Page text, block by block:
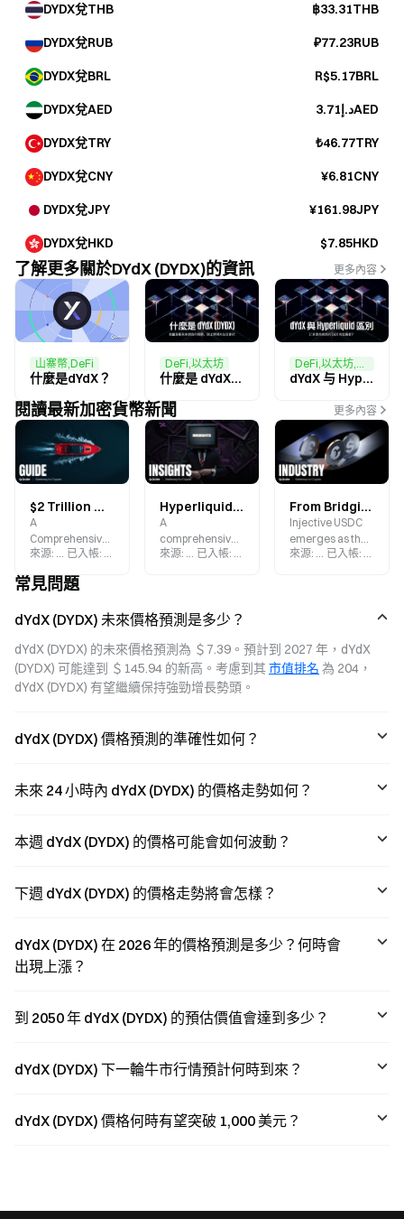
DYDX兌THB ฿33.31THB
DYDX兌RUB ₽77.23RUB
DYDX兌BRL R$5.17BRL
DYDX兌AED د.إ3.71AED
DYDX兌TRY ₺46.77TRY
DYDX兌CNY ¥6.81CNY
DYDX兌JPY ¥161.98JPY
DYDX兌HKD $7.85HKD
了解更多關於dYdX (DYDX)的資訊 更多內容
山寨幣,DeFi
什麼是dYdX？
DeFi,以太坊
什麼是 dYdX（DYDX）？全面理解其永續合約機制、鏈上架構與生態系統
DeFi,以太坊,交易
dYdX 与 Hyperliquid 有何区别？订单簿永续合约 DEX 对比解析
閱讀最新加密貨幣新聞 更多內容
$2 Trillion On-Chain Perpetuals Market Showdown: Who Will Lead the Next Generation of DeFi Derivatives—Lighter, Hyperliquid, or dYdX?
A
Comprehensive
Comparison of
Decentralized
Platforms:
Hyperliquid, and
dYdX
來源: Gate.blog
已入帳: 2026-07-13
Hyperliquid vs dYdX vs GMX: On-Chain Perpetuals Comparison 2026
A
comprehensive
comparison of
chain perpetual
protocols—
examining their
positions in
fundamentals,
and ecosystem
來源: Gate.blog
已入帳: 2026-05-20
From Bridging to Native: How USDC Cross-Chain Transfers Are Setting a New Standard for Stablecoins on Cosmos
Injective USDC
emerges as the
primary
a four-year
commitment to
來源: Gate.blog
已入帳:
常見問題
dYdX (DYDX) 未來價格預測是多少？
dYdX (DYDX) 的未來價格預測為 ＄7.39。預計到 2027 年，dYdX
(DYDX) 可能達到 ＄145.94 的新高。考慮到其 市值排名 為 204，
dYdX (DYDX) 有望繼續保持強勁增長勢頭。
dYdX (DYDX) 價格預測的準確性如何？
未來 24 小時內 dYdX (DYDX) 的價格走勢如何？
本週 dYdX (DYDX) 的價格可能會如何波動？
下週 dYdX (DYDX) 的價格走勢將會怎樣？
dYdX (DYDX) 在 2026 年的價格預測是多少？何時會
出現上漲？
到 2050 年 dYdX (DYDX) 的預估價值會達到多少？
dYdX (DYDX) 下一輪牛市行情預計何時到來？
dYdX (DYDX) 價格何時有望突破 1,000 美元？